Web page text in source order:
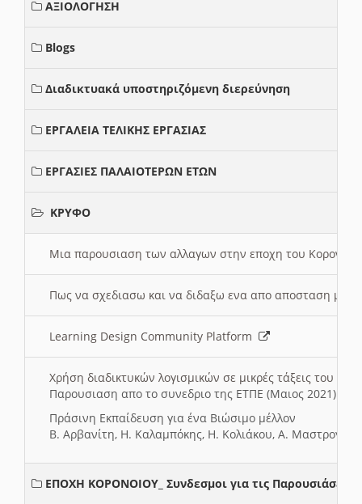
ΑΞΙΟΛΟΓΗΣΗ
Blogs
Διαδικτυακά υποστηριζόμενη διερεύνηση
ΕΡΓΑΛΕΙΑ ΤΕΛΙΚΗΣ ΕΡΓΑΣΙΑΣ
ΕΡΓΑΣΙΕΣ ΠΑΛΑΙΟΤΕΡΩΝ ΕΤΩΝ
ΚΡΥΦΟ
Μια παρουσιαση των αλλαγων στην εποχη του
Πως να σχεδιασω και να διδαξω ενα απο αποσταση
Learning Design Community Platform
Χρήση διαδικτυκών λογισμικών σε μικρές τάξεις του
Παρουσιαση απο το συνεδριο της ΕΤΠΕ (Μαιος 2021)
Πράσινη Εκπαίδευση για ένα Βιώσιμο μέλλον
Β. Αρβανίτη, Η. Καλαμπόκης, Η. Κολιάκου, Α.
ΕΠΟΧΗ ΚΟΡΟΝΟΙΟΥ_ Συνδεσμοι για τις Παρουσιάσεις